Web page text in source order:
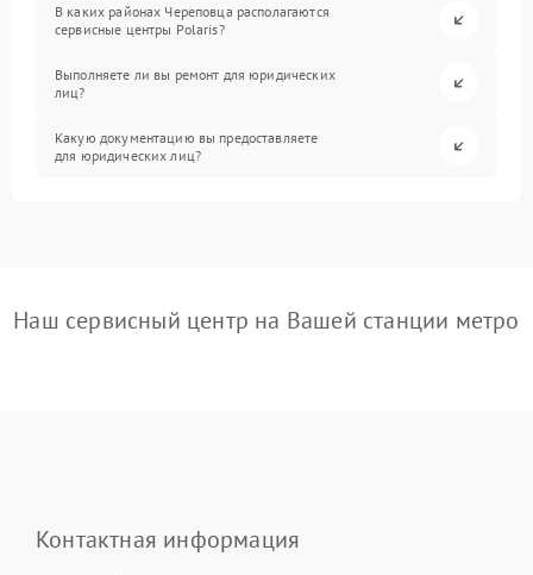
В каких районах Череповца располагаются
сервисные центры Polaris?
Выполняете ли вы ремонт для юридических
лиц?
Какую документацию вы предоставляете
для юридических лиц?
Наш сервисный центр на Вашей станции метро
Контактная информация